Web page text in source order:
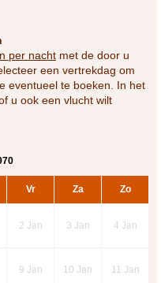
per nacht met de door u
een vertrekdag om
eventueel te boeken. In het
u ook een vlucht wilt
Vr Za Zo
2 Jan 3 Jan 4 Jan
9 Jan 10 Jan 11 Jan